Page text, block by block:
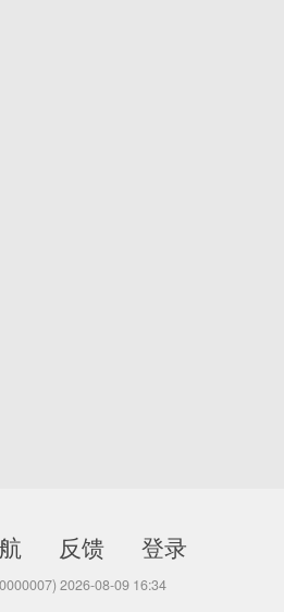
反馈 登录
2026-08-09 16:34